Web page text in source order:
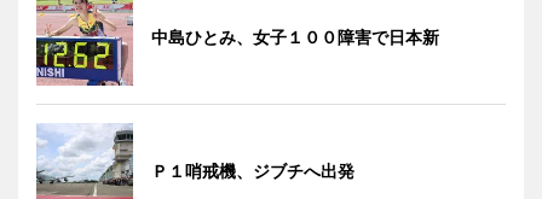
中島ひとみ、女子１００障害で日本新
Ｐ１哨戒機、ジブチへ出発